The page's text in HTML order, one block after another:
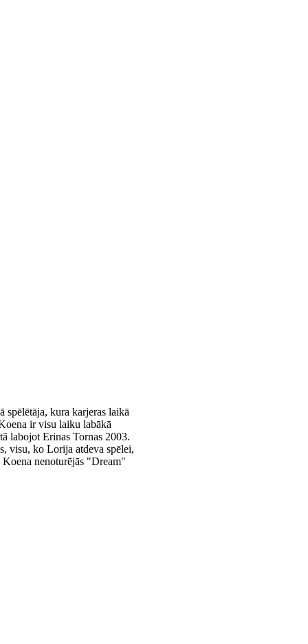
kura karjeras laikā
ir visu laiku labākā
labojot Erinas Tornas 2003.
visu, ko Lorija atdeva spēlei,
nenoturējās "Dream"